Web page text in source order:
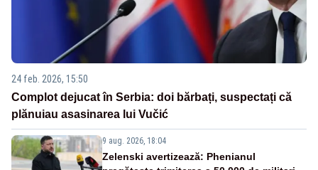
24 feb. 2026, 15:50
Complot dejucat în Serbia: doi bărbați, suspectați că
plănuiau asasinarea lui Vučić
9 aug. 2026, 18:04
Zelenski avertizează: Phenianul